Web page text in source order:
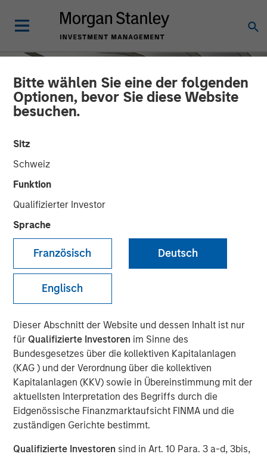
Bitte wählen Sie eine der folgenden
Optionen, bevor Sie diese Website
besuchen.
Sitz
Schweiz
Funktion
Qualifizierter Investor
Sprache
Französisch Deutsch
Englisch
Dieser Abschnitt der Website und dessen Inhalt ist nur
für Qualifizierte Investoren im Sinne des
Bundesgesetzes über die kollektiven Kapitalanlagen
(KAG ) und der Verordnung über die kollektiven
Kapitalanlagen (KKV) sowie in Übereinstimmung mit der
aktuellsten Interpretation des Begriffs durch die
Eidgenössische Finanzmarktaufsicht FINMA und die
zuständigen Gerichte bestimmt.
Qualifizierte Investoren sind in Art. 10 Para. 3 a-d, 3bis,
Broad Markets Fixed
Income Multisector
Playbook
14 JANUAR 2026
The Authors
Vishal Khanduja, CFA
Head of Broad Markets
Utkarsh Sharma